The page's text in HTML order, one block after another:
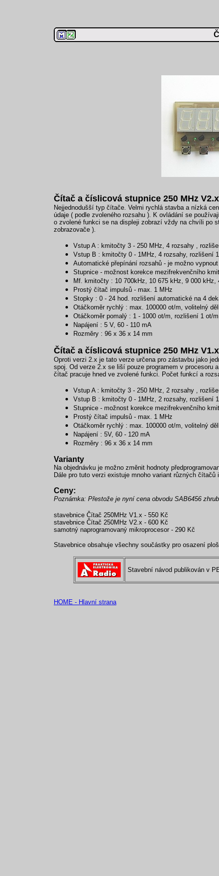
Čítač a číslicová stupnice 250 MHz V2.x
Nejjednodušší typ čítače. Velmi rychlá stavba a nízká
údaje ( podle zvoleného rozsahu ). K ovládání se
o zvolené funkci se na displeji zobrazí vždy na chvíli po
zobrazovače ).
Vstup A : kmitočty 3 - 250 MHz, 4 rozsahy ,
Vstup B : kmitočty 0 - 1MHz, 4 rozsahy, rozlišení
Automatické přepínání rozsahů - je možno
Stupnice - možnost korekce mezifrekvenčního
Mf. kmitočty : 10 700kHz, 10 675 kHz, 9 000
Prostý čítač impulsů - max. 1 MHz
Stopky : 0 - 24 hod. rozlišení automatické na 4
Otáčkoměr rychlý : max. 100000 ot/m, volitelný
Otáčkoměr pomalý : 1 - 1000 ot/m, rozlišení 1 ot/m
Napájení : 5 V, 60 - 110 mA
Rozměry : 96 x 36 x 14 mm
Čítač a číslicová stupnice 250 MHz V1.x
Oproti verzi 2.x je tato verze určena pro zástavbu jako
spoj. Od verze 2.x se liší pouze programem v
čítač pracuje hned ve zvolené funkci. Počet funkcí a
Vstup A : kmitočty 3 - 250 MHz, 2 rozsahy ,
Vstup B : kmitočty 0 - 1MHz, 2 rozsahy, rozlišení
Stupnice - možnost korekce mezifrekvenčního
Prostý čítač impulsů - max. 1 MHz
Otáčkoměr rychlý : max. 100000 ot/m, volitelný
Napájení : 5V, 60 - 120 mA
Rozměry : 96 x 36 x 14 mm
Varianty
Na objednávku je možno změnit hodnoty
Dále pro tuto verzi existuje mnoho variant různých čítačů
Ceny:
Poznámka: Přestože je nyní cena obvodu SAB6456
stavebnice Čítač 250MHz V1.x - 550 Kč
stavebnice Čítač 250MHz V2.x - 600 Kč
samotný naprogramovaný mikroprocesor - 290 Kč
Stavebnice obsahuje všechny součástky pro osazení
Stavební návod publikován v
HOME - Hlavní strana